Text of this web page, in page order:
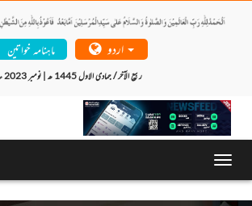
ماہنامہ خواتین
ربیع الآخر / جمادی الاول 1445 ھ | نومبر 2023 ء